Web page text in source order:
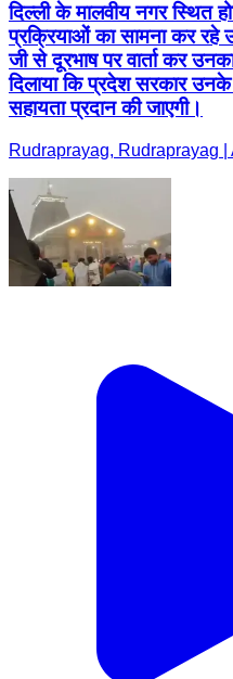
दिल्ली के मालवीय नगर स्थित
प्रक्रियाओं का सामना कर रहे
जी से दूरभाष पर वार्ता कर
दिलाया कि प्रदेश सरकार
सहायता प्रदान की जाएगी।
Rudraprayag, Rudraprayag |